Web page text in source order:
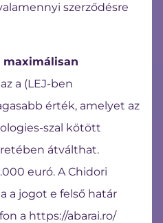
szerződésre
maximálisan
a (LEJ-ben
érték, amelyet az
szal kötött
átválthat.
euró. A Chidori
a jogot e felső határ
a https://abarai.ro/